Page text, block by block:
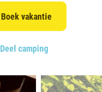
Boek vakantie
Deel camping